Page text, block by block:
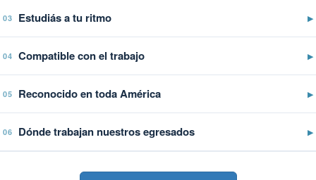
03 Estudiás a tu ritmo ▶
04 Compatible con el trabajo ▶
05 Reconocido en toda América ▶
06 Dónde trabajan nuestros egresados ▶